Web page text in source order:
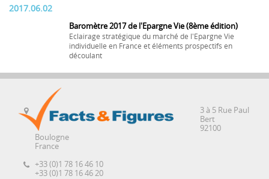
2017.06.02
Baromètre 2017 de l'Epargne Vie (8ème édition)
Eclairage stratégique du marché de l'Epargne Vie
individuelle en France et éléments prospectifs en
découlant
3 à 5 Rue Paul
Bert
92100
Boulogne
France
+33 (0)1 78 16 46 10
+33 (0)1 78 16 46 20